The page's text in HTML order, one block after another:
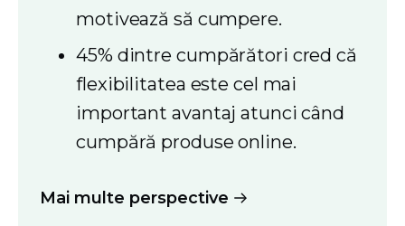
motivează să cumpere.
45% dintre cumpărători cred că
flexibilitatea este cel mai
important avantaj atunci când
cumpără produse online.
Mai multe perspective